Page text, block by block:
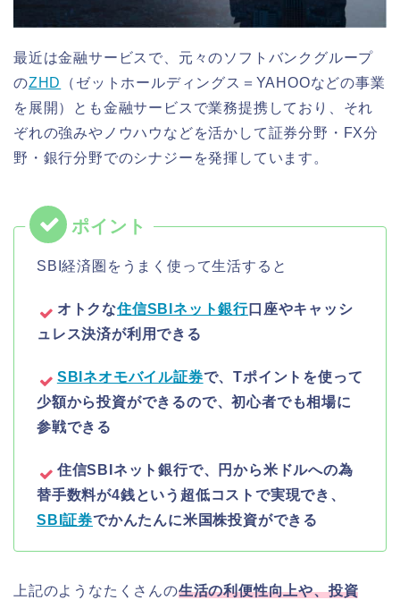
最近は金融サービスで、元々のソフトバンクグループ
のZHD
（ゼットホールディングス＝YAHOOなどの事業
を展開）とも金融サービスで業務提携しており、それ
ぞれの強みやノウハウなどを活かして証券分野・FX分
野・銀行分野でのシナジーを発揮しています。
SBI経済圏をうまく使って生活すると
オトクな住信SBIネット銀行口座やキャッシ
ュレス決済が利用できる
SBIネオモバイル証券で、Tポイントを使って
少額から投資ができるので、初心者でも相場に
参戦できる
住信SBIネット銀行で、円から米ドルへの為
替手数料が4銭という超低コストで実現でき、
SBI証券でかんたんに米国株投資ができる
上記のようなたくさんの生活の利便性向上や、投資